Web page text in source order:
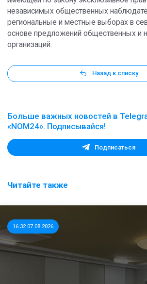
независимых общественных
региональные и местные выборах в
основе предложений общественных и
организаций.
Назад к списку
Больше важных новостей в
«NOM24». Подписывайся!
Подписаться
Читайте также
16:32 07.08.2026